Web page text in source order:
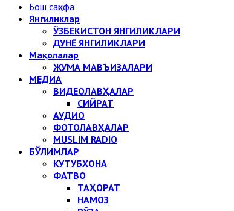
Бош саҳифа
Янгиликлар
ЎЗБЕКИСТОН ЯНГИЛИКЛАРИ
ДУНЁ ЯНГИЛИКЛАРИ
Мақолалар
ЖУМА МАВЪИЗАЛАРИ
МЕДИА
ВИДЕОЛАВҲАЛАР
СИЙРАТ
АУДИО
ФОТОЛАВҲАЛАР
MUSLIM RADIO
БЎЛИМЛАР
КУТУБХОНА
ФАТВО
ТАҲОРАТ
НАМОЗ